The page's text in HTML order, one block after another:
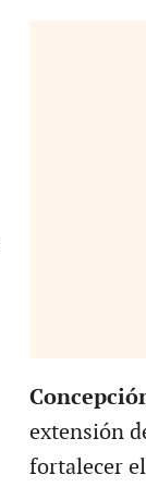
extensión
fortalecer